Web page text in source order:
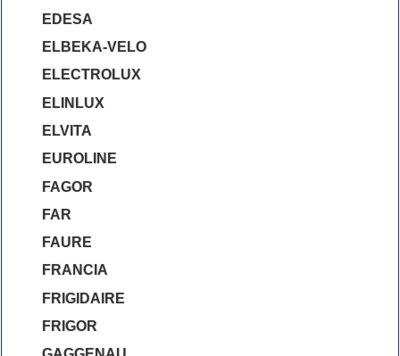
EDESA
ELBEKA-VELO
ELECTROLUX
ELINLUX
ELVITA
EUROLINE
FAGOR
FAR
FAURE
FRANCIA
FRIGIDAIRE
FRIGOR